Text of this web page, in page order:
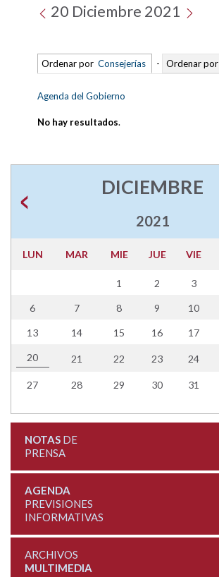
20 Diciembre 2021
Ordenar por Consejerías - Ordenar por
Agenda del Gobierno
No hay resultados.
DICIEMBRE
2021
LUN MAR MIE JUE VIE
1 2 3
6 7 8 9 10
13 14 15 16 17
20 21 22 23 24
27 28 29 30 31
NOTASDE
PRENSA
AGENDA
PREVISIONES
INFORMATIVAS
ARCHIVOS
MULTIMEDIA